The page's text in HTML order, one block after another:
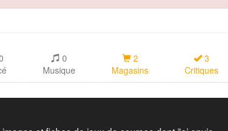
0
Musique
2
Magasins
3
Critiques